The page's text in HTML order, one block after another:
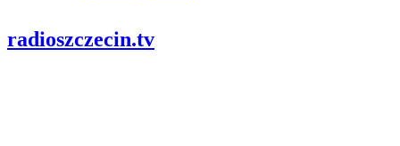
radioszczecin.tv